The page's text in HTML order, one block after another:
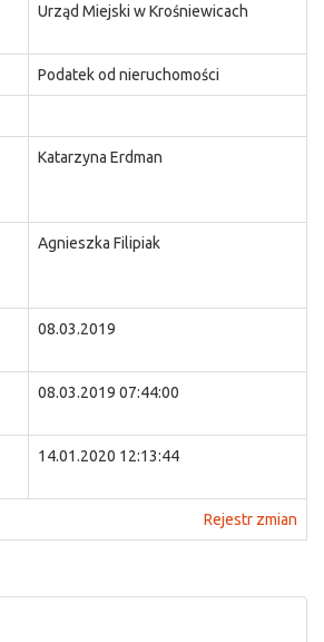
Urząd Miejski w Krośniewicach
Podatek od nieruchomości
Katarzyna Erdman
Agnieszka Filipiak
08.03.2019
08.03.2019 07:44:00
14.01.2020 12:13:44
Rejestr zmian